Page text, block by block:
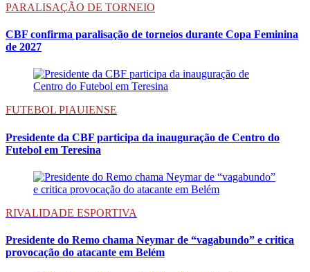
PARALISAÇÃO DE TORNEIO
CBF confirma paralisação de torneios durante Copa Feminina
de 2027
FUTEBOL PIAUIENSE
Presidente da CBF participa da inauguração de Centro do
Futebol em Teresina
RIVALIDADE ESPORTIVA
Presidente do Remo chama Neymar de “vagabundo” e critica
provocação do atacante em Belém